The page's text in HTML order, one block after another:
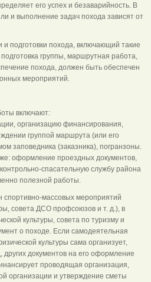
его успех и безаварийность. В
и выполнение задач похода зависят от
подготовки похода, включающий такие
группы, маршрутная работа,
похода, должен быть обеспечен
мероприятий.
включают:
организацию финансирования,
группой маршрута (или его
заповедника (заказника), погранзоны.
оформление проездных документов,
спасательную службу района
полезной работы.
спортивно-массовых мероприятий
совета ДСО профсоюзов и т. д.), в
культуры, совета по туризму и
о походе. Если самодеятельная
культуры сама организует,
документов на его оформление
проводящая организация,
организации и утверждение сметы